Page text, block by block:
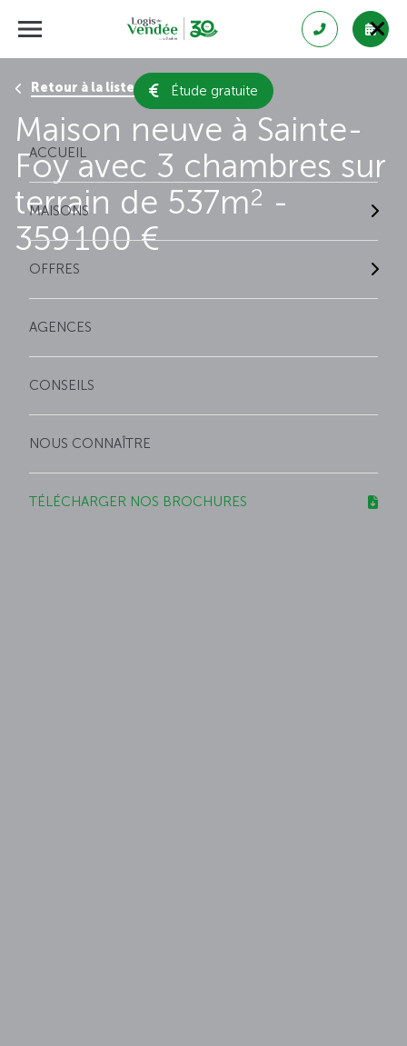
Étude gratuite
ACCUEIL
MAISONS
OFFRES
AGENCES
CONSEILS
NOUS CONNAÎTRE
TÉLÉCHARGER NOS BROCHURES
Retour à la liste des résultats
Maison neuve à Sainte-
Foy avec 3 chambres sur
terrain de 537m2 -
359 100 €